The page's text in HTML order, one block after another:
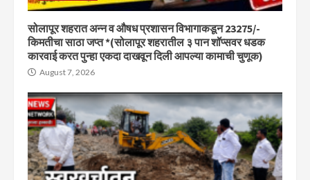
सोलापूर शहरात अन्न व औषध प्रशासन विभागाकडून 23275/-
किमतीचा साठा जप्त *(सोलापूर शहरातील ३ पान शॉप्सवर धडक
कारवाई करत पुन्हा एकदा दाखवून दिली आपल्या कामाची चुणूक)
August 7, 2026